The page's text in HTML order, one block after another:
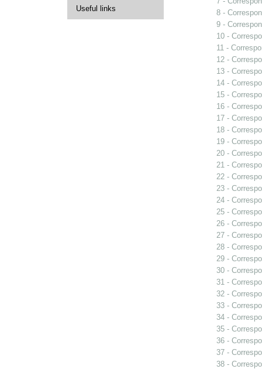
Useful links
8 -
9 -
10 -
11 -
12 -
13 -
14 -
15 -
16 -
17 -
18 -
19 -
20 -
21 -
22 -
23 -
24 -
25 -
26 -
27 -
28 -
29 -
30 -
31 -
32 -
33 -
34 -
35 -
36 -
37 -
38 -